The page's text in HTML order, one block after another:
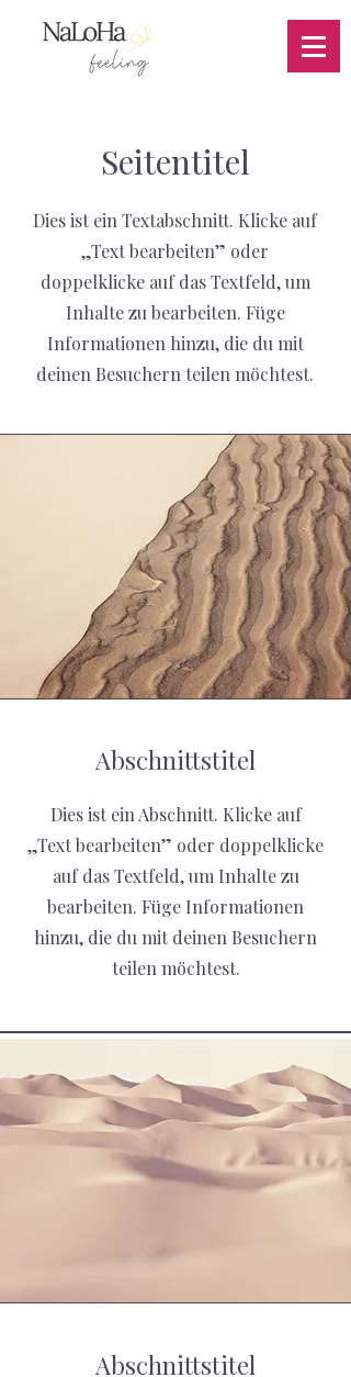
Seitentitel
Dies ist ein Textabschnitt. Klicke auf
„Text bearbeiten” oder
doppelklicke auf das Textfeld, um
Inhalte zu bearbeiten. Füge
Informationen hinzu, die du mit
deinen Besuchern teilen möchtest.
Abschnittstitel
Dies ist ein Abschnitt. Klicke auf
„Text bearbeiten” oder doppelklicke
auf das Textfeld, um Inhalte zu
bearbeiten. Füge Informationen
hinzu, die du mit deinen Besuchern
teilen möchtest.
Abschnittstitel